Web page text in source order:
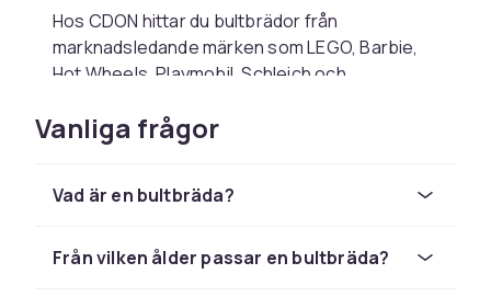
Hos CDON hittar du bultbrädor från
marknadsledande märken som LEGO, Barbie,
Hot Wheels, Playmobil, Schleich och
Oavsett om du letar efter en present till ett
barn, vill fylla på lekrummet eller söker det
oss.
intressen och den typ av lek du vill stimulera.
Vanliga frågor
Vad är en bultbräda?
Från vilken ålder passar en bultbräda?